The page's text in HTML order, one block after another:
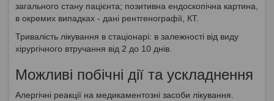
загального стану пацієнта; позитивна ендоскопічна картина,
в окремих випадках - дані рентгенографії, КТ.
Тривалість лікування в стаціонарі: в залежності від виду
хірургічного втручання від 2 до 10 днів.
Можливі побічні дії та ускладнення
Алергічні реакції на медикаментозні засоби лікування.